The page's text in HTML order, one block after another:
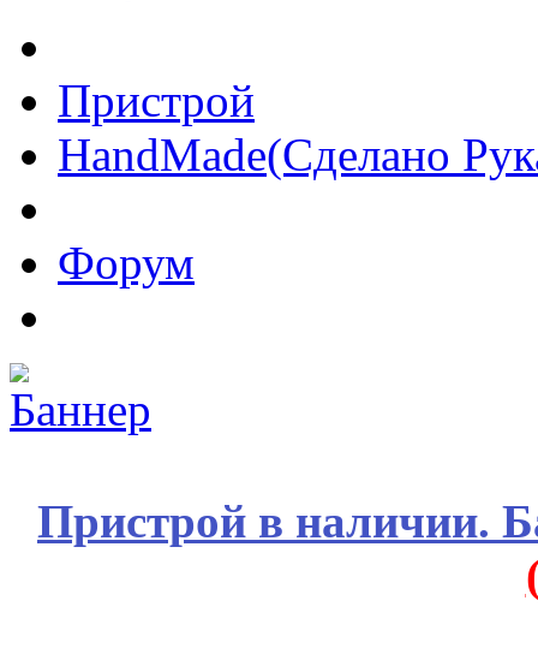
Пристрой
HandMade(Сделано
Форум
Пристрой в наличии.